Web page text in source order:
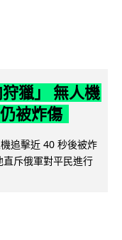
獵」 無人機
被炸傷
追擊近 40 秒後被炸
斥俄軍對平民進行